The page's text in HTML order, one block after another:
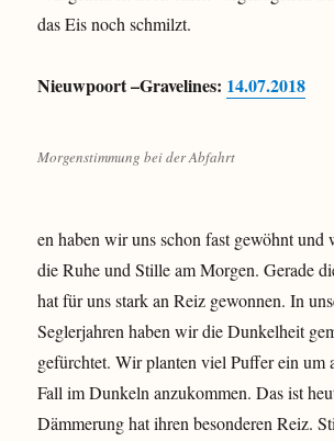
das Eis noch schmilzt.
Nieuwpoort –Gravelines: 14.07.2018
Morgenstimmung bei der Abfahrt
en haben wir uns schon fast gewöhnt und
die Ruhe und Stille am Morgen. Gerade
hat für uns stark an Reiz gewonnen. In
Seglerjahren haben wir die Dunkelheit
gefürchtet. Wir planten viel Puffer ein um
Fall im Dunkeln anzukommen. Das ist
Dämmerung hat ihren besonderen Reiz.